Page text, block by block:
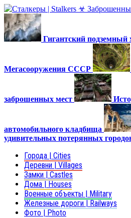
Гигантский подземный
Мегасооружения СССР
заброшенных мест
автомобильного кладбища
удивительных потерянных
Города | Cities
Деревни | Villages
Замки | Castles
Дома | Houses
Военные объекты | Military
Железные дороги | Railways
Фото | Photo